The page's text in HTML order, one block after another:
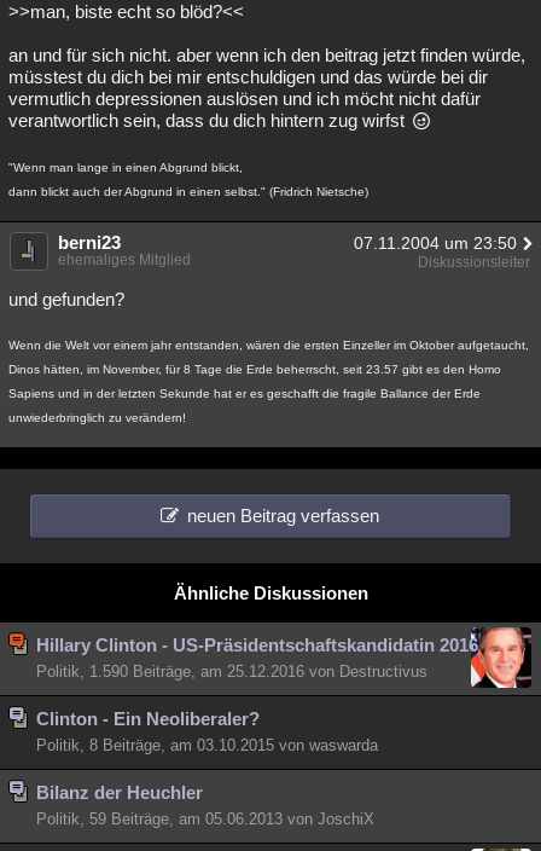
>>man, biste echt so blöd?<<
an und für sich nicht. aber wenn ich den beitrag jetzt finden würde,
müsstest du dich bei mir entschuldigen und das würde bei dir
vermutlich depressionen auslösen und ich möcht nicht dafür
verantwortlich sein, dass du dich hintern zug wirfst
"Wenn man lange in einen Abgrund blickt,
dann blickt auch der Abgrund in einen selbst." (Fridrich Nietsche)
berni23 07.11.2004 um 23:50
ehemaliges Mitglied Diskussionsleiter
und gefunden?
Wenn die Welt vor einem jahr entstanden, wären die ersten Einzeller im Oktober aufgetaucht,
Dinos hätten, im November, für 8 Tage die Erde beherrscht, seit 23.57 gibt es den Homo
Sapiens und in der letzten Sekunde hat er es geschafft die fragile Ballance der Erde
unwiederbringlich zu verändern!
neuen Beitrag verfassen
Ähnliche Diskussionen
Hillary Clinton - US-Präsidentschaftskandidatin 2016
Politik, 1.590 Beiträge, am 25.12.2016 von Destructivus
Clinton - Ein Neoliberaler?
Politik, 8 Beiträge, am 03.10.2015 von waswarda
Bilanz der Heuchler
Politik, 59 Beiträge, am 05.06.2013 von JoschiX